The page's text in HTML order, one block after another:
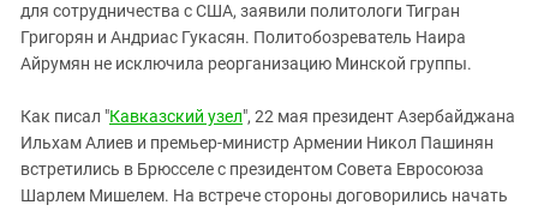
СКФО
Ставропольский край
Южная Осетия
Южный Кавказ
ЮФО
для сотрудничества с США, заявили политологи Тигран
Григорян и Андриас Гукасян. Политобозреватель Наира
Айрумян не исключила реорганизацию Минской группы.
Как писал "Кавказский узел", 22 мая президент Азербайджана
Ильхам Алиев и премьер-министр Армении Никол Пашинян
встретились в Брюсселе с президентом Совета Евросоюза
Шарлем Мишелем. На встрече стороны договорились начать